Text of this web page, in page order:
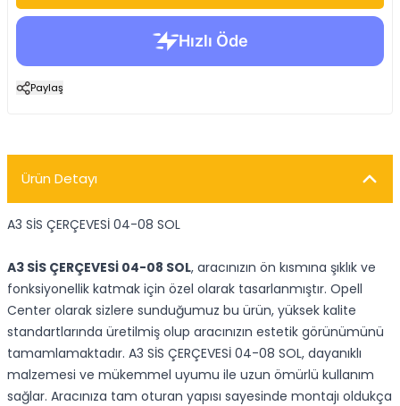
Paylaş
Ürün Detayı
A3 SİS ÇERÇEVESİ 04-08 SOL
A3 SİS ÇERÇEVESİ 04-08 SOL, aracınızın ön kısmına şıklık ve
fonksiyonellik katmak için özel olarak tasarlanmıştır. Opell
Center olarak sizlere sunduğumuz bu ürün, yüksek kalite
standartlarında üretilmiş olup aracınızın estetik görünümünü
tamamlamaktadır. A3 SİS ÇERÇEVESİ 04-08 SOL, dayanıklı
malzemesi ve mükemmel uyumu ile uzun ömürlü kullanım
sağlar. Aracınıza tam oturan yapısı sayesinde montajı oldukça